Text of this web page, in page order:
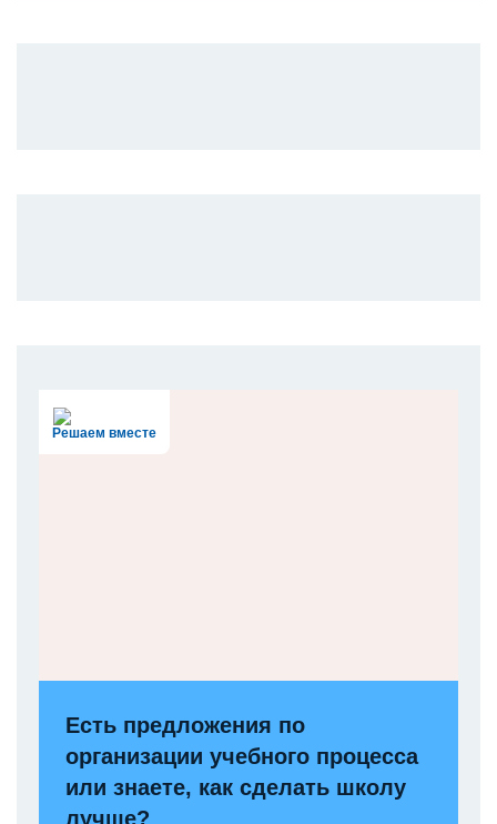
Решаем вместе
Есть предложения по
организации учебного процесса
или знаете, как сделать школу
лучше?